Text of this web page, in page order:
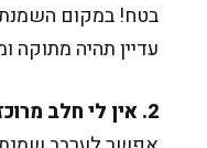
בטח! במקום
עדיין תהיה מתוקה
2. אין לי חלב מרוכז, מה אפשר לשים במקום?